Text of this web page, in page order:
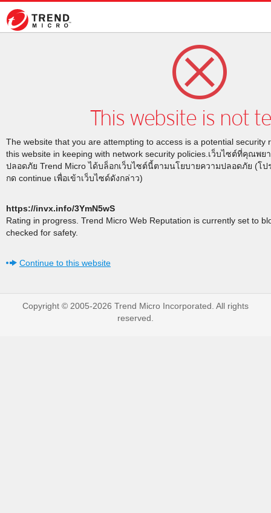
This website is not
The website that you are attempting to access is a potential security
this website in keeping with network security policies.เว็บไซต์ที่คุณพ
ปลอดภัย Trend Micro ได้บล็อกเว็บไซต์นี้ตามนโยบายความปลอดภัย (โ
กด continue เพื่อเข้าเว็บไซด์ดังกล่าว)
https://invx.info/3YmN5wS
Rating in progress. Trend Micro Web Reputation is currently set to
checked for safety.
Continue to this website
Copyright © 2005-2026 Trend Micro Incorporated. All rights
reserved.